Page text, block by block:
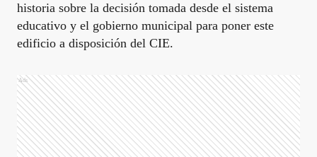
historia sobre la decisión tomada desde el sistema
educativo y el gobierno municipal para poner este
edificio a disposición del CIE.
Ads